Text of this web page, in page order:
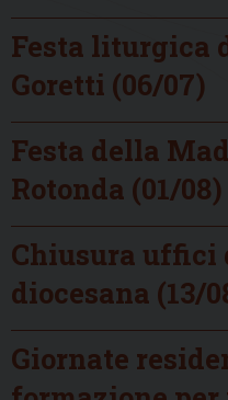
Festa liturgica
Goretti (06/07)
Festa della
Rotonda (01/08)
Chiusura uffici
diocesana (13/
Giornate